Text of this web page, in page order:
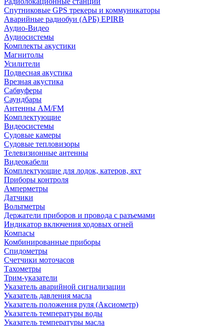
Спутниковые GPS трекеры и коммуникаторы
Аварийные радиобуи (АРБ) EPIRB
Аудио-Видео
Аудиосистемы
Комплекты акустики
Магнитолы
Усилители
Подвесная акустика
Врезная акустика
Сабвуферы
Саундбары
Антенны AM/FM
Комплектующие
Видеосистемы
Судовые камеры
Cудовые тепловизоры
Телевизионные антенны
Видеокабели
Комплектующие для лодок, катеров, яхт
Приборы контроля
Амперметры
Датчики
Вольтметры
Держатели приборов и провода с разъемами
Индикатор включения ходовых огней
Компасы
Комбинированные приборы
Спидометры
Счетчики моточасов
Тахометры
Трим-указатели
Указатель аварийной сигнализации
Указатель давления масла
Указатель положения руля (Аксиометр)
Указатель температуры воды
Указатель температуры масла